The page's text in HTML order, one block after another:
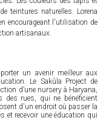
teintures naturelles. Lorena
encourageant l'utilisation de
artisanaux.
un avenir meilleur aux
Le Sakûla Project de
d’une nursery à Haryana,
des rues, qui ne bénéficient
d'un endroit où passer la
et recevoir une éducation qui